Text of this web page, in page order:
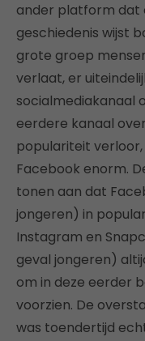
ander platform dat
geschiedenis wijst
grote groep
verlaat, er
socialmediakanaal
eerdere kanaal
populariteit
Facebook enorm.
tonen aan dat
jongeren) in
Instagram en
geval jongeren)
om in deze eerder
voorzien. De
was toendertijd